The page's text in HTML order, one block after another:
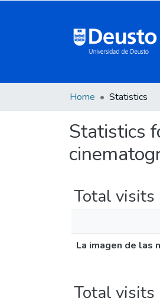
Home Statistics
Statistics
Total visits
La imagen de las
Total visits